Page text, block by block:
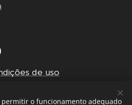
de uso
permitir o funcionamento adequado